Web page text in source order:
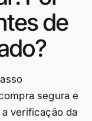
de
segura e
verificação da